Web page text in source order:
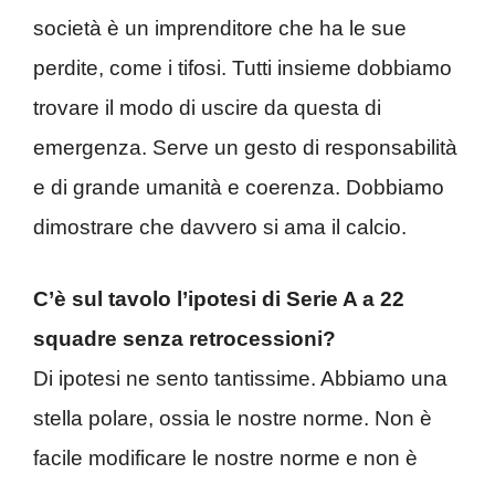
società è un imprenditore che ha le sue
perdite, come i tifosi. Tutti insieme dobbiamo
trovare il modo di uscire da questa di
emergenza. Serve un gesto di responsabilità
e di grande umanità e coerenza. Dobbiamo
dimostrare che davvero si ama il calcio.
C’è sul tavolo l’ipotesi di Serie A a 22
squadre senza retrocessioni?
Di ipotesi ne sento tantissime. Abbiamo una
stella polare, ossia le nostre norme. Non è
facile modificare le nostre norme e non è